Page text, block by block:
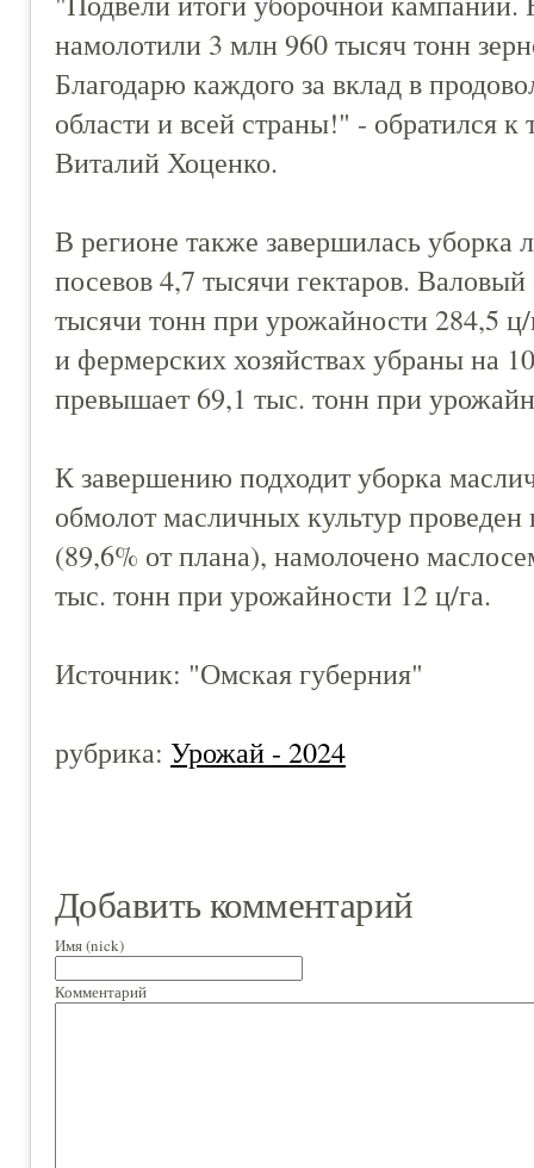
намолотили 3 млн 960 тысяч тонн
Благодарю каждого за вклад в
области и всей страны!" - обратился
Виталий Хоценко.
В регионе также завершилась
посевов 4,7 тысячи гектаров.
тысячи тонн при урожайности 284,5
и фермерских хозяйствах убраны на
превышает 69,1 тыс. тонн при
К завершению подходит уборка
обмолот масличных культур
(89,6% от плана), намолочено
тыс. тонн при урожайности 12 ц/га.
Источник: "Омская губерния"
рубрика: Урожай - 2024
Добавить комментарий
Имя (nick)
Комментарий